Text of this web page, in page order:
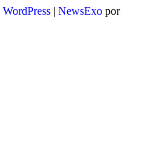
WordPress | NewsExo por